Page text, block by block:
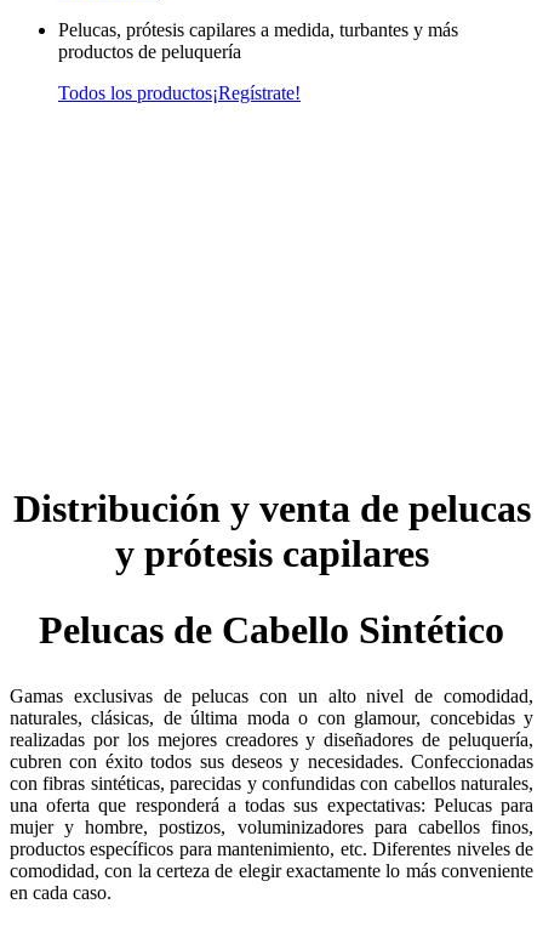
Pelucas, prótesis capilares a medida, turbantes y más
productos de peluquería
Todos los productos¡Regístrate!
Distribución y venta de pelucas
y prótesis capilares
Pelucas de Cabello Sintético
Gamas exclusivas de pelucas con un alto nivel de comodidad,
naturales, clásicas, de última moda o con glamour, concebidas y
realizadas por los mejores creadores y diseñadores de peluquería,
cubren con éxito todos sus deseos y necesidades. Confeccionadas
con fibras sintéticas, parecidas y confundidas con cabellos naturales,
una oferta que responderá a todas sus expectativas: Pelucas para
mujer y hombre, postizos, voluminizadores para cabellos finos,
productos específicos para mantenimiento, etc. Diferentes niveles de
comodidad, con la certeza de elegir exactamente lo más conveniente
en cada caso.